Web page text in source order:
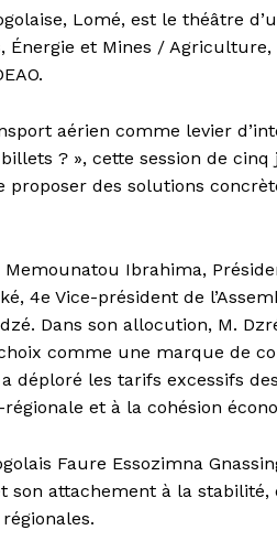
Lomé, est le théâtre
et Mines / Agriculture,
aérien comme levier
? », cette session de
proposer des solutions
Memounatou Ibrahima,
4e Vice-président de
Dans son allocution, M.
comme une marque de
déploré les tarifs excessifs
et à la cohésion
Faure Essozimna
son attachement à la